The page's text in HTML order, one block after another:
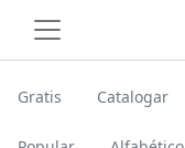
Gratis Catalogar